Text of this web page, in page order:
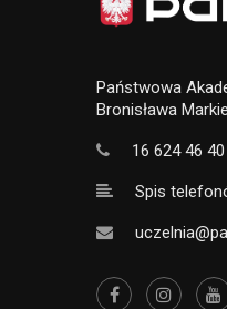
Państwowa
Bronisława
16 624 46 40
Spis